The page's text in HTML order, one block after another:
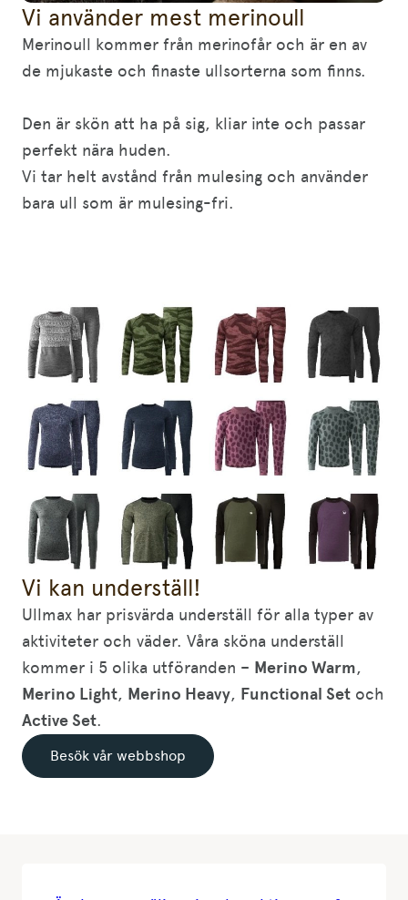
Vi använder mest merinoull
Merinoull kommer från merinofår och är en av
de mjukaste och finaste ullsorterna som finns.
Den är skön att ha på sig, kliar inte och passar
perfekt nära huden.
Vi tar helt avstånd från mulesing och använder
bara ull som är mulesing-fri.
Vi kan underställ!
Ullmax har prisvärda underställ för alla typer av
aktiviteter och väder. Våra sköna underställ
kommer i 5 olika utföranden – Merino Warm,
Merino Light, Merino Heavy, Functional Set och
Active Set.
Besök vår webbshop